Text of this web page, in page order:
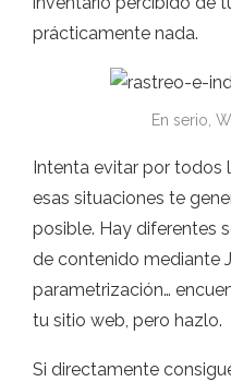
prácticamente nada.
En serio,
Intenta evitar por todos
esas situaciones te
posible. Hay diferentes
de contenido mediante
parametrización…
tu sitio web, pero hazlo.
Si directamente